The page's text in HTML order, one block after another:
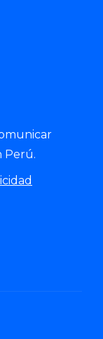
Perú.